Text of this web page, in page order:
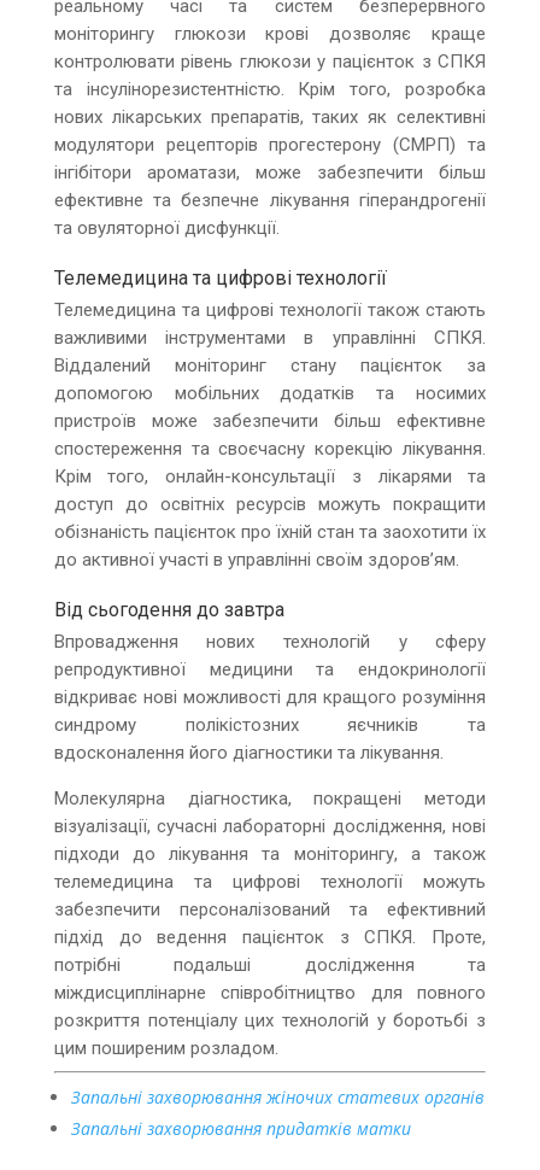
реальному часі та систем безперервного
моніторингу глюкози крові дозволяє краще
контролювати рівень глюкози у пацієнток з СПКЯ
та інсулінорезистентністю. Крім того, розробка
нових лікарських препаратів, таких як селективні
модулятори рецепторів прогестерону (СМРП) та
інгібітори ароматази, може забезпечити більш
ефективне та безпечне лікування гіперандрогенії
та овуляторної дисфункції.
Телемедицина та цифрові технології
Телемедицина та цифрові технології також стають
важливими інструментами в управлінні СПКЯ.
Віддалений моніторинг стану пацієнток за
допомогою мобільних додатків та носимих
пристроїв може забезпечити більш ефективне
спостереження та своєчасну корекцію лікування.
Крім того, онлайн-консультації з лікарями та
доступ до освітніх ресурсів можуть покращити
обізнаність пацієнток про їхній стан та заохотити їх
до активної участі в управлінні своїм здоров’ям.
Від сьогодення до завтра
Впровадження нових технологій у сферу
репродуктивної медицини та ендокринології
відкриває нові можливості для кращого розуміння
синдрому полікістозних яєчників та
вдосконалення його діагностики та лікування.
Молекулярна діагностика, покращені методи
візуалізації, сучасні лабораторні дослідження, нові
підходи до лікування та моніторингу, а також
телемедицина та цифрові технології можуть
забезпечити персоналізований та ефективний
підхід до ведення пацієнток з СПКЯ. Проте,
потрібні подальші дослідження та
міждисциплінарне співробітництво для повного
розкриття потенціалу цих технологій у боротьбі з
цим поширеним розладом.
Запальні захворювання жіночих статевих органів
Запальні захворювання придатків матки